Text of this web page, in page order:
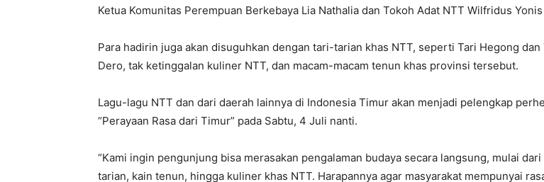
Ketua Komunitas Perempuan Berkebaya Lia Nathalia dan Tokoh Adat NTT Wilfridus
Para hadirin juga akan disuguhkan dengan tari-tarian khas NTT, seperti Tari Hegong dan
Dero, tak ketinggalan kuliner NTT, dan macam-macam tenun khas provinsi tersebut.
Lagu-lagu NTT dan dari daerah lainnya di Indonesia Timur akan menjadi pelengkap
“Perayaan Rasa dari Timur” pada Sabtu, 4 Juli nanti.
“Kami ingin pengunjung bisa merasakan pengalaman budaya secara langsung, mulai dari
tarian, kain tenun, hingga kuliner khas NTT. Harapannya agar masyarakat mempunyai